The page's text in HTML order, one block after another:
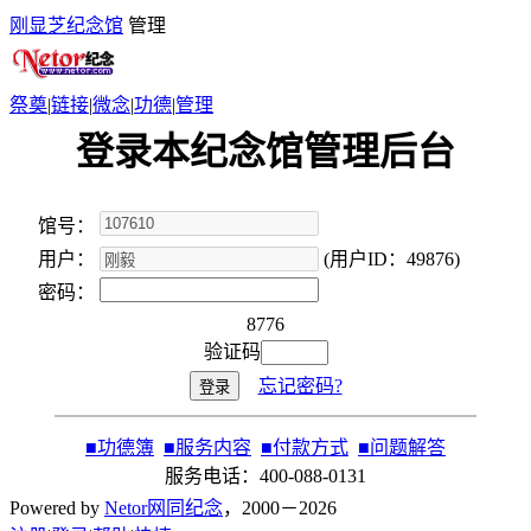
刚显芝纪念馆 管理
祭奠|链接|微念|功德|管理
登录本纪念馆管理后台
馆号：
用户：
(用户ID：49876)
密码：
8776
验证码
忘记密码?
■功德簿 ■服务内容 ■付款方式 ■问题解答
服务电话：400-088-0131
Powered by Netor网同纪念，2000－2026